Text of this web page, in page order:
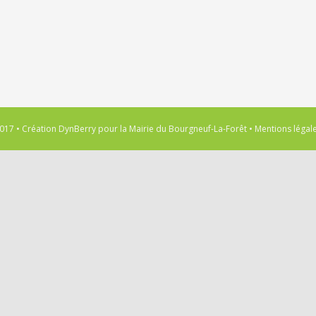
• Création DynBerry pour la Mairie du Bourgneuf-La-Forêt • Mentions